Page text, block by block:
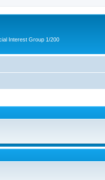
Interest Group 1/200